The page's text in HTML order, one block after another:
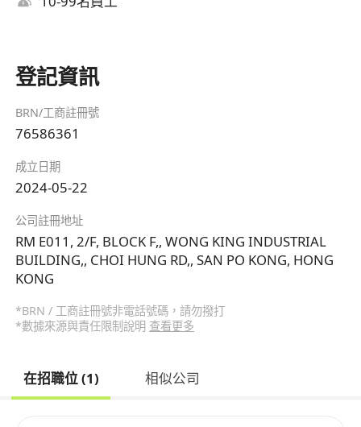
登記資訊
BRN/工商註冊號
76586361
成立日期
2024-05-22
公司註冊地址
RM E011, 2/F, BLOCK F,, WONG KING INDUSTRIAL
BUILDING,, CHOI HUNG RD,, SAN PO KONG, HONG
KONG
*BRN / 工商註冊號非電話號碼，請勿撥打
*數據來源與責任限制說明 查看更多
在招職位 (1) 相似公司